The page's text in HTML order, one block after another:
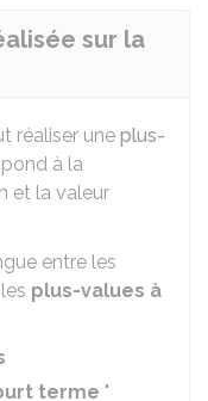
sur la
réaliser une plus-
à la
et la valeur
entre les
plus-values à
terme "